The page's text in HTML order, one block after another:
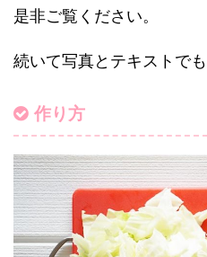
是非ご覧ください。
続いて写真とテキストで
作り方